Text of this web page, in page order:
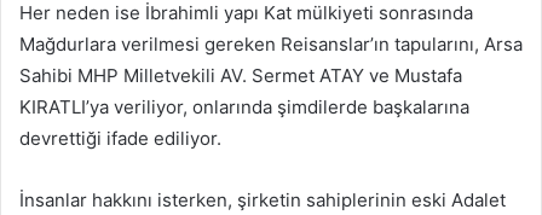
Her neden ise İbrahimli yapı Kat mülkiyeti sonrasında
Mağdurlara verilmesi gereken Reisanslar’ın tapularını, Arsa
Sahibi MHP Milletvekili AV. Sermet ATAY ve Mustafa
KIRATLI’ya veriliyor, onlarında şimdilerde başkalarına
devrettiği ifade ediliyor.
İnsanlar hakkını isterken, şirketin sahiplerinin eski Adalet